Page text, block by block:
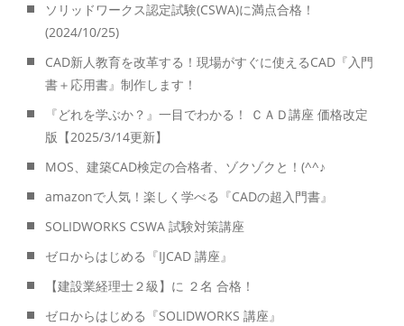
ソリッドワークス認定試験(CSWA)に満点合格！
(2024/10/25)
CAD新人教育を改革する！現場がすぐに使えるCAD『入門
書＋応用書』制作します！
『どれを学ぶか？』一目でわかる！ ＣＡＤ講座 価格改定
版【2025/3/14更新】
MOS、建築CAD検定の合格者、ゾクゾクと！(^^♪
amazonで人気！楽しく学べる『CADの超入門書』
SOLIDWORKS CSWA 試験対策講座
ゼロからはじめる『IJCAD 講座』
【建設業経理士２級】に ２名 合格！
ゼロからはじめる『SOLIDWORKS 講座』